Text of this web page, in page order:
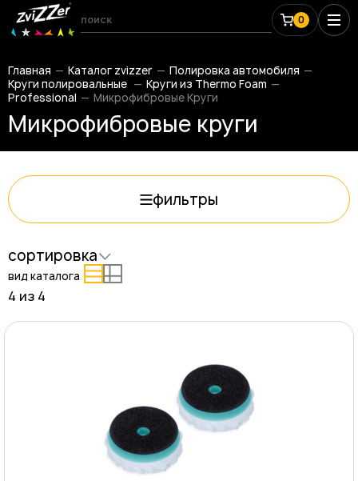
0
Главная Каталог zvizzer
Полировка автомобиля
Круги полировальные
Круги из Thermo Foam
Professional
Микрофибровые Круги
Микрофибровые круги
фильтры
сортировка
вид каталога
4 из 4